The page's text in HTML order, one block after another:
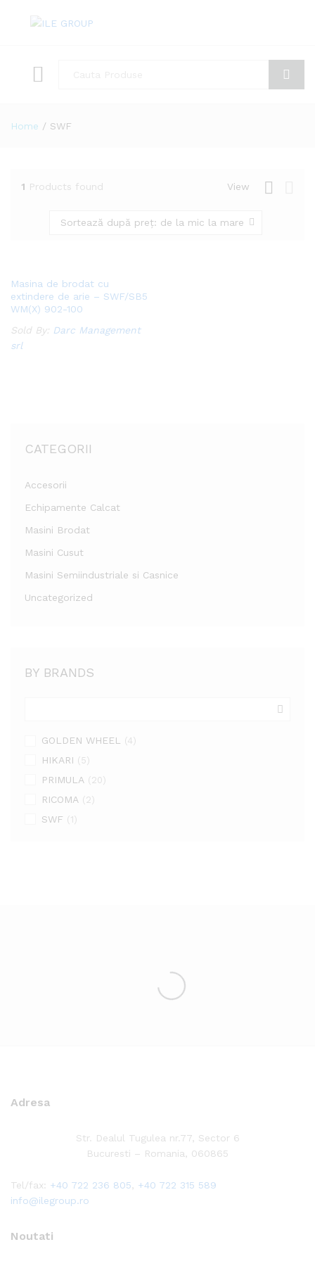
Home / SWF
1 Products found View
Sortează după preț: de la mic la mare
Add
to
list
Masina de brodat cu
extindere de arie – SWF/SB5
WM(X) 902-100
Sold By: Darc Management
srl
CATEGORII
Accesorii
Echipamente Calcat
Masini Brodat
Masini Cusut
Masini Semiindustriale si Casnice
Uncategorized
BY BRANDS
GOLDEN WHEEL (4)
HIKARI (5)
PRIMULA (20)
RICOMA (2)
SWF (1)
Adresa
Str. Dealul Tugulea nr.77, Sector 6
Bucuresti – Romania, 060865
Tel/fax: +40 722 236 805, +40 722 315 589
info@ilegroup.ro
Noutati